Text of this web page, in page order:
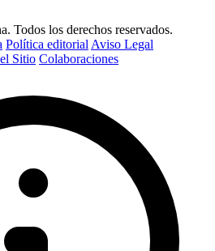
Todos los derechos reservados.
Política editorial Aviso Legal
Sitio Colaboraciones